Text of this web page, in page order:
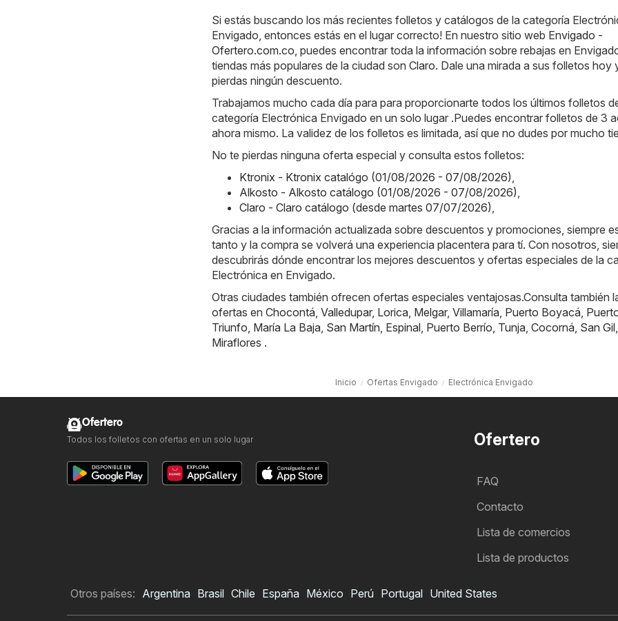
Si estás buscando los más recientes folletos y catálogos de la categoría
Envigado, entonces estás en el lugar correcto! En nuestro sitio web Envigado -
Ofertero.com.co, puedes encontrar toda la información sobre rebajas en
tiendas más populares de la ciudad son Claro. Dale una mirada a sus folletos hoy
pierdas ningún descuento.
Trabajamos mucho cada día para para proporcionarte todos los últimos folletos
categoría Electrónica Envigado en un solo lugar .Puedes encontrar folletos de 3
ahora mismo. La validez de los folletos es limitada, así que no dudes por mucho
No te pierdas ninguna oferta especial y consulta estos folletos:
Ktronix - Ktronix catalógo (01/08/2026 - 07/08/2026),
Alkosto - Alkosto catálogo (01/08/2026 - 07/08/2026),
Claro - Claro catálogo (desde martes 07/07/2026),
Gracias a la información actualizada sobre descuentos y promociones, siempre
tanto y la compra se volverá una experiencia placentera para tí. Con nosotros,
descubrirás dónde encontrar los mejores descuentos y ofertas especiales de la
Electrónica en Envigado.
Otras ciudades también ofrecen ofertas especiales ventajosas.Consulta también
ofertas en Chocontá, Valledupar, Lorica, Melgar, Villamaría, Puerto Boyacá,
Triunfo, María La Baja, San Martín, Espinal, Puerto Berrío, Tunja, Cocorná, San Gil,
Miraflores .
Inicio Ofertas Envigado Electrónica Envigado
Ofertero
FAQ
Contacto
Lista de comercios
Lista de productos
Ofertero
Todos los folletos con ofertas en un solo lugar
Otros países: Argentina Brasil Chile España México Perú Portugal United States